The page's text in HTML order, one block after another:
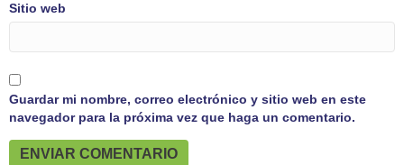
Sitio web
Guardar mi nombre, correo electrónico y sitio web en este
navegador para la próxima vez que haga un comentario.